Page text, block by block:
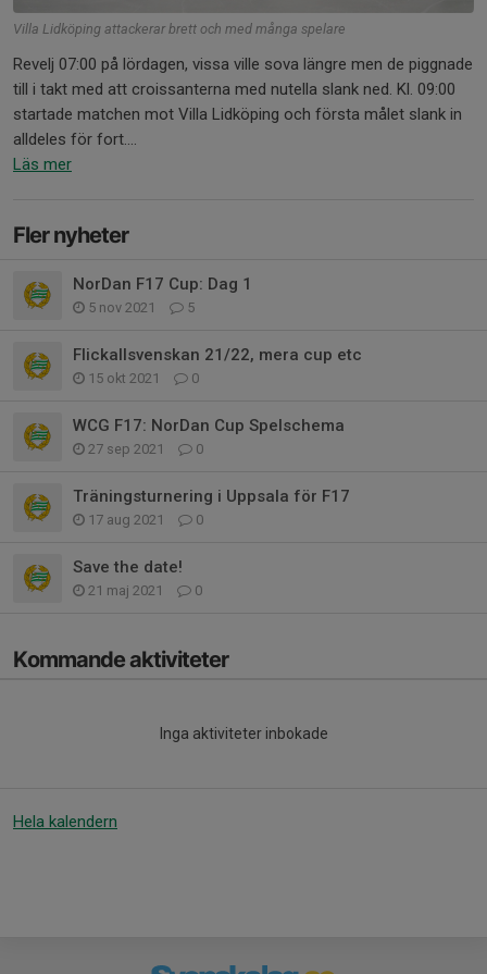
Villa Lidköping attackerar brett och med många spelare
Revelj 07:00 på lördagen, vissa ville sova längre men de piggnade
till i takt med att croissanterna med nutella slank ned. Kl. 09:00
startade matchen mot Villa Lidköping och första målet slank in
alldeles för fort....
Läs mer
Fler nyheter
NorDan F17 Cup: Dag 1
5 nov 2021 5
Flickallsvenskan 21/22, mera cup etc
15 okt 2021 0
WCG F17: NorDan Cup Spelschema
27 sep 2021 0
Träningsturnering i Uppsala för F17
17 aug 2021 0
Save the date!
21 maj 2021 0
Kommande aktiviteter
Inga aktiviteter inbokade
Hela kalendern